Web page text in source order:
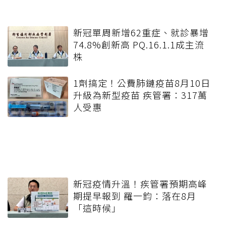
新冠單周新增62重症、就診暴增
74.8%創新高 PQ.16.1.1成主流
株
1劑搞定！公費肺鏈疫苗8月10日
升級為新型疫苗 疾管署：317萬
人受惠
新冠疫情升溫！疾管署預期高峰
期提早報到 羅一鈞：落在8月
「這時候」